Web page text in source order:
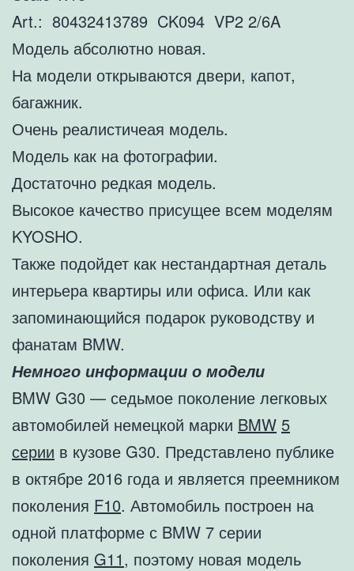
Art.: 80432413789 CK094 VP2 2/6A
Модель абсолютно новая.
На модели открываются двери, капот,
багажник.
Очень реалистичеая модель.
Модель как на фотографии.
Достаточно редкая модель.
Высокое качество присущее всем моделям
KYOSHO.
Также подойдет как нестандартная деталь
интерьера квартиры или офиса. Или как
запоминающийся подарок руководству и
фанатам BMW.
Немного информации о модели
BMW G30 — седьмое поколение легковых
автомобилей немецкой марки BMW 5
серии в кузове G30. Представлено публике
в октябре 2016 года и является преемником
поколения F10. Автомобиль построен на
одной платформе с BMW 7 серии
поколения G11, поэтому новая модель